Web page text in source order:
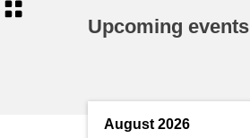
Upcoming events
August 2026